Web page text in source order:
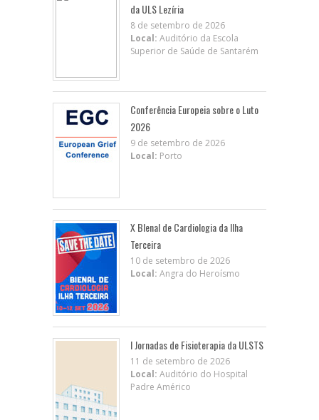
da ULS Lezíria
8 de setembro de 2026
Local: Auditório da Escola
Superior de Saúde de Santarém
Conferência Europeia sobre o Luto
2026
9 de setembro de 2026
Local: Porto
X BIenal de Cardiologia da Ilha
Terceira
10 de setembro de 2026
Local: Angra do Heroísmo
I Jornadas de Fisioterapia da ULSTS
11 de setembro de 2026
Local: Auditório do Hospital
Padre Américo